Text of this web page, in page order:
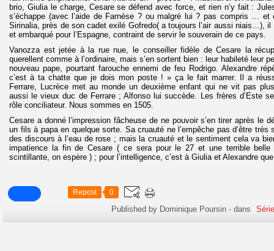
brio, Giulia le charge, Cesare se défend avec force, et rien n’y fait :
s’échappe (avec l’aide de Farnèse ? ou malgré lui ? pas compris … et
Sirinalia, près de son cadet exilé Gofredo( a toujours l’air aussi niais…), il
et embarqué pour l’Espagne, contraint de servir le souverain de ce pays.
Vanozza est jetée à la rue nue, le conseiller fidèle de Cesare la
querellent comme à l’ordinaire, mais s’en sortent bien : leur habileté leur
nouveau pape, pourtant farouche ennemi de feu Rodrigo. Alexandre
c’est à ta chatte que je dois mon poste ! » ça le fait marrer. Il a
Ferrare, Lucrèce met au monde un deuxième enfant qui ne vit pas
aussi le vieux duc de Ferrare ; Alfonso lui succède. Les frères d’Este
rôle conciliateur. Nous sommes en 1505.
Cesare a donné l’impression fâcheuse de ne pouvoir s’en tirer après le
un fils à papa en quelque sorte. Sa cruauté ne l’empêche pas d’être très
des discours à l’eau de rose ; mais la cruauté et le sentiment cela va
impatience la fin de Cesare ( ce sera pour le 27 et une terrible belle
scintillante, on espère ) ; pour l’intelligence, c’est à Giulia et Alexandre
Repost 0
Published by Dominique Poursin -dans Série